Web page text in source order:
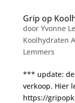
Grip op
door Yvonne
Koolhydraten
Lemmers
*** update: de
verkoop. Hier
https://